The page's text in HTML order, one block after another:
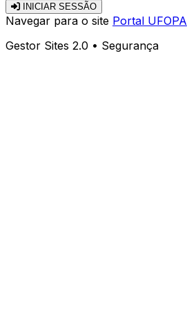
INICIAR SESSÃO
Navegar para o site Portal UFOPA
Gestor Sites 2.0 • Segurança